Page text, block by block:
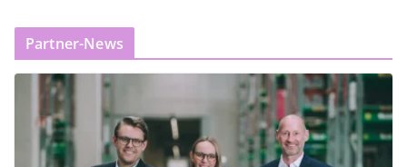
Partner-News